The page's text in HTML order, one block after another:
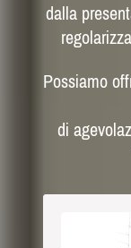
dalla
Possiamo
di